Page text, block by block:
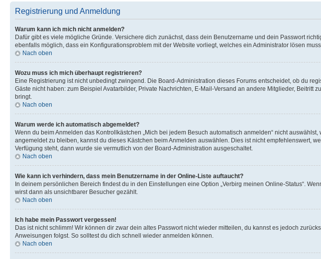
Registrierung und Anmeldung
Warum kann ich mich nicht anmelden?
Dafür gibt es viele mögliche Gründe. Versichere dich zunächst, dass dein Benutzername und dein Passwort
ebenfalls möglich, dass ein Konfigurationsproblem mit der Website vorliegt, welches ein Administrator lösen muss.
Nach oben
Wozu muss ich mich überhaupt registrieren?
Eine Registrierung ist nicht unbedingt zwingend. Die Board-Administration dieses Forums entscheidet, ob du
Gäste nicht haben: zum Beispiel Avatarbilder, Private Nachrichten, E-Mail-Versand an andere Mitglieder,
bringt.
Nach oben
Warum werde ich automatisch abgemeldet?
Wenn du beim Anmelden das Kontrollkästchen „Mich bei jedem Besuch automatisch anmelden“ nicht
angemeldet zu bleiben, kannst du dieses Kästchen beim Anmelden auswählen. Dies ist nicht empfehlenswert,
Verfügung steht, dann wurde sie vermutlich von der Board-Administration ausgeschaltet.
Nach oben
Wie kann ich verhindern, dass mein Benutzername in der Online-Liste auftaucht?
In deinem persönlichen Bereich findest du in den Einstellungen eine Option „Verbirg meinen Online-Status“.
wirst dann als unsichtbarer Besucher gezählt.
Nach oben
Ich habe mein Passwort vergessen!
Das ist nicht schlimm! Wir können dir zwar dein altes Passwort nicht wieder mitteilen, du kannst es jedoch
Anweisungen folgst. So solltest du dich schnell wieder anmelden können.
Nach oben